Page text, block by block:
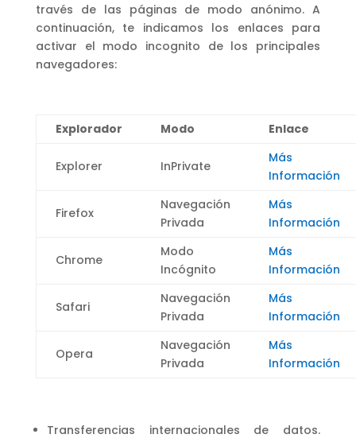
través de las páginas de modo anónimo. A
continuación, te indicamos los enlaces para
activar el modo incognito de los principales
navegadores:
Explorador Modo Enlace
Explorer InPrivate
Más
Información
Firefox
Navegación
Privada
Más
Información
Chrome
Modo
Incógnito
Más
Información
Safari
Navegación
Privada
Más
Información
Opera
Navegación
Privada
Más
Información
Transferencias internacionales de datos.